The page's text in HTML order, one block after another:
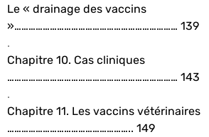
Le « drainage des vaccins
»…………………………………………………………… 139
.
Chapitre 10. Cas cliniques
……………………………………………………………… 143
.
Chapitre 11. Les vaccins vétérinaires
…………………………………………….. 149